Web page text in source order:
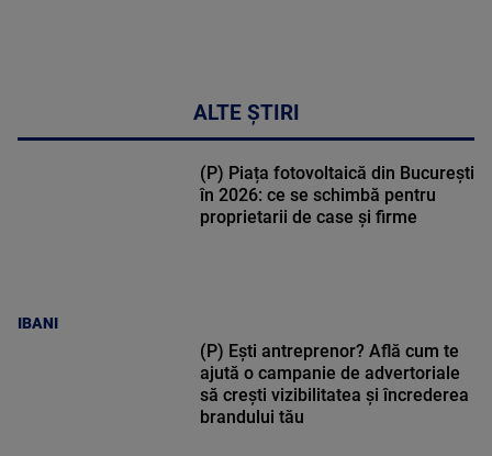
ALTE ȘTIRI
IBANI
(P) Piața fotovoltaică din București
în 2026: ce se schimbă pentru
proprietarii de case și firme
(P) Ești antreprenor? Află cum te
ajută o campanie de advertoriale
să crești vizibilitatea și încrederea
brandului tău